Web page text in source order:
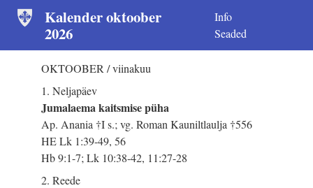
Kalender oktoober
2026
Info
Seaded
OKTOOBER / viinakuu
1. Neljapäev
Jumalaema kaitsmise püha
Ap. Anania †I s.; vg. Roman Kauniltlaulja †556
HE Lk 1:39-49, 56
Hb 9:1-7; Lk 10:38-42, 11:27-28
2. Reede